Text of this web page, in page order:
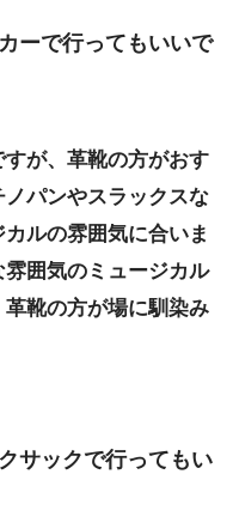
ーで行ってもいいで
が、革靴の方がおす
パンやスラックスな
ルの雰囲気に合いま
囲気のミュージカル
靴の方が場に馴染み
サックで行ってもい